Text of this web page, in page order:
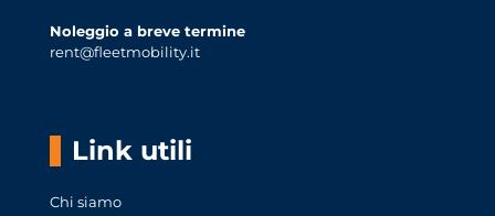
Noleggio a breve termine
rent@fleetmobility.it
Link utili
Chi siamo